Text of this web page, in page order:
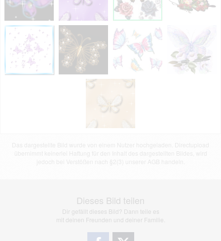
Dieses Bild teilen
Dir gefällt dieses Bild? Dann teile es
mit deinen Freunden und deiner Familie.